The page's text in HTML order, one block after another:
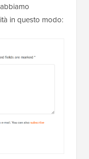
in questo modo: